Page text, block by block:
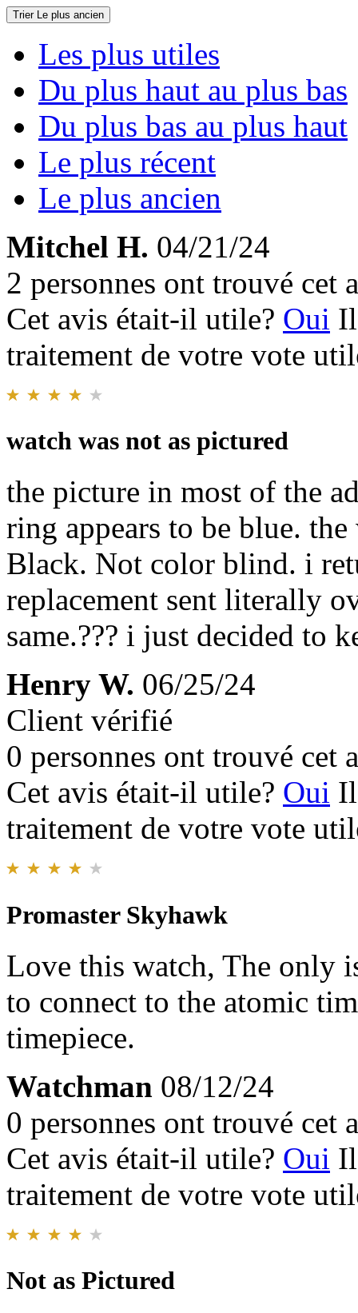
Trier Le plus ancien
Les plus utiles
Du plus haut au plus bas
Du plus bas au plus haut
Le plus récent
Le plus ancien
Mitchel H. 04/21/24
2 personnes ont trouvé cet
Cet avis était-il utile? Oui
traitement de votre vote
watch was not as pictured
the picture in most of the
ring appears to be blue.
Black. Not color blind. i
replacement sent literally
same.??? i just decided to
Henry W. 06/25/24
Client vérifié
0 personnes ont trouvé cet
Cet avis était-il utile? Oui
traitement de votre vote
Promaster Skyhawk
Love this watch, The only
to connect to the atomic
timepiece.
Watchman 08/12/24
0 personnes ont trouvé cet
Cet avis était-il utile? Oui
traitement de votre vote
Not as Pictured